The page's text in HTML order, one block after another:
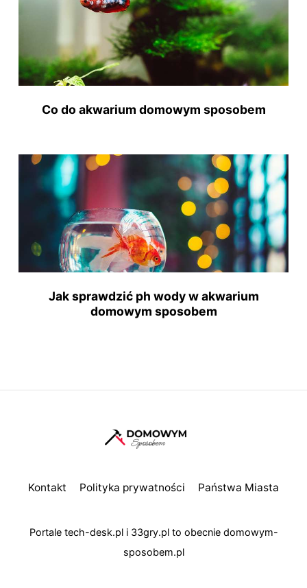
Co do akwarium domowym sposobem
Jak sprawdzić ph wody w akwarium
domowym sposobem
Kontakt Polityka prywatności Państwa Miasta
Portale tech-desk.pli 33gry.plto obecnie domowym-
sposobem.pl